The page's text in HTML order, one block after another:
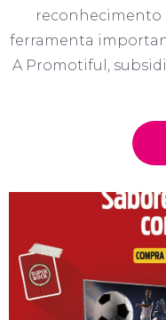
reconhecimento
ferramenta
A Promotiful,